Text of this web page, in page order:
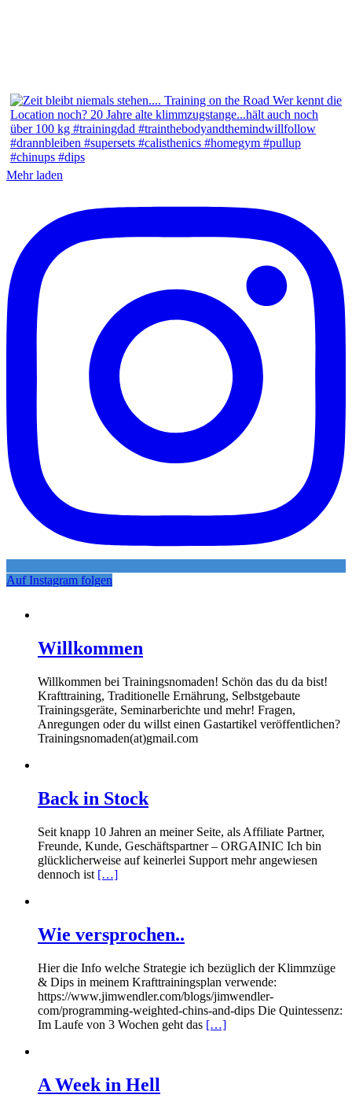
Mehr laden
Auf Instagram folgen
Willkommen
Willkommen bei Trainingsnomaden! Schön das du da bist!
Krafttraining, Traditionelle Ernährung, Selbstgebaute
Trainingsgeräte, Seminarberichte und mehr! Fragen,
Anregungen oder du willst einen Gastartikel veröffentlichen?
Trainingsnomaden(at)gmail.com
Back in Stock
Seit knapp 10 Jahren an meiner Seite, als Affiliate Partner,
Freunde, Kunde, Geschäftspartner – ORGAINIC Ich bin
glücklicherweise auf keinerlei Support mehr angewiesen
dennoch ist […]
Wie versprochen..
Hier die Info welche Strategie ich bezüglich der Klimmzüge
& Dips in meinem Krafttrainingsplan verwende:
https://www.jimwendler.com/blogs/jimwendler-
com/programming-weighted-chins-and-dips Die Quintessenz:
Im Laufe von 3 Wochen geht das […]
A Week in Hell